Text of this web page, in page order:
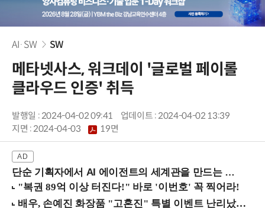
AI·SW SW
메타넷사스, 워크데이 '글로벌 페이롤
클라우드 인증' 취득
발행일 : 2024-04-02 09:41
업데이트 : 2024-04-02 13:39
지면 :2024-04-03 19면
단순 기획자에서 AI 에이전트의 세계관을 만드는 지식 설계자로.. (8/20 강남역)